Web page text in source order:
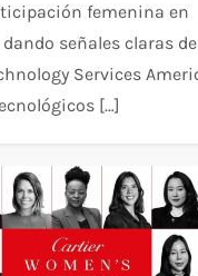
femenina en
señales claras
Services
[…]